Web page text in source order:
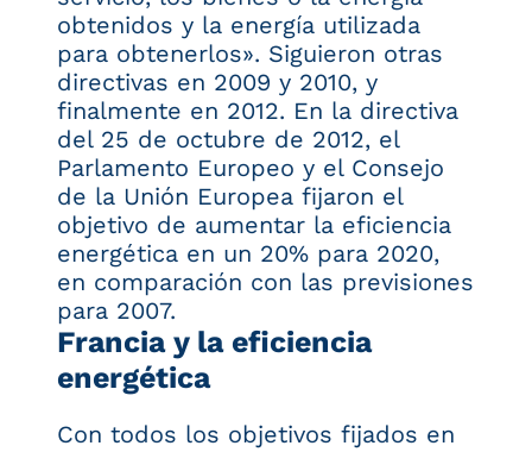
obtenidos y la energía utilizada
para obtenerlos». Siguieron otras
directivas en 2009 y 2010, y
finalmente en 2012. En la directiva
del 25 de octubre de 2012, el
Parlamento Europeo y el Consejo
de la Unión Europea fijaron el
objetivo de aumentar la eficiencia
energética en un 20% para 2020,
en comparación con las previsiones
para 2007.
Francia y la eficiencia
energética
Con todos los objetivos fijados en